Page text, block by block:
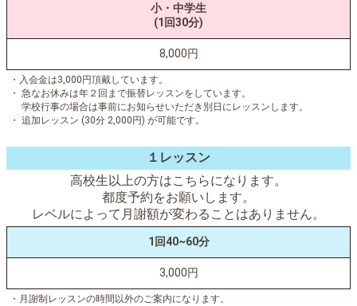
小・中学生
(1回30分)
8,000円
・入会金は3,000円頂戴しています。
・ 急なお休みは年２回まで振替レッスンをしています。
学校行事の場合は事前にお知らせいただき別日にレッスンします。
・ 追加レッスン (30分 2,000円) が可能です。
１レッスン
高校生以上の方はこちらになります。
都度予約をお願いします。
レベルによって月謝額が変わることはありません。
1回40~60分
3,000円
・月謝制レッスンの時間以外のご案内になります。